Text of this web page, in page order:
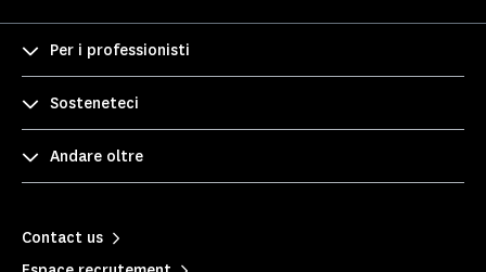
Per i professionisti
Sosteneteci
Andare oltre
Contact us